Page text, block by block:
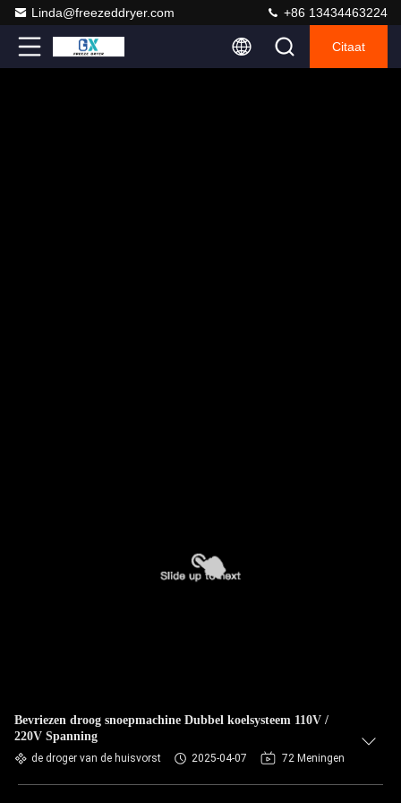
Linda@freezeddryer.com +86 13434463224
Citaat
Bevriezen droog snoepmachine Dubbel koelsysteem 110V /
220V Spanning
de droger van de huisvorst 2025-04-07 72 Meningen